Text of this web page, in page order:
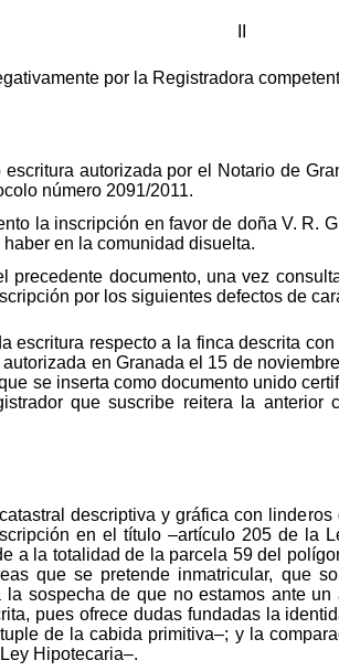
por la Registradora
autorizada por el Notario de
número 2091/2011.
la inscripción en favor de doña V. R.
en la comunidad disuelta.
documento, una vez
por los siguientes defectos de
escritura respecto a la finca descrita
en Granada el 15 de
se inserta como documento unido
que suscribe reitera la anterior
descriptiva y gráfica con
en el título –artículo 205 de la
a la totalidad de la parcela 59 del
que se pretende inmatricular, que
la sospecha de que no estamos ante
pues ofrece dudas fundadas la
de la cabida primitiva–; y la
Hipotecaria–.